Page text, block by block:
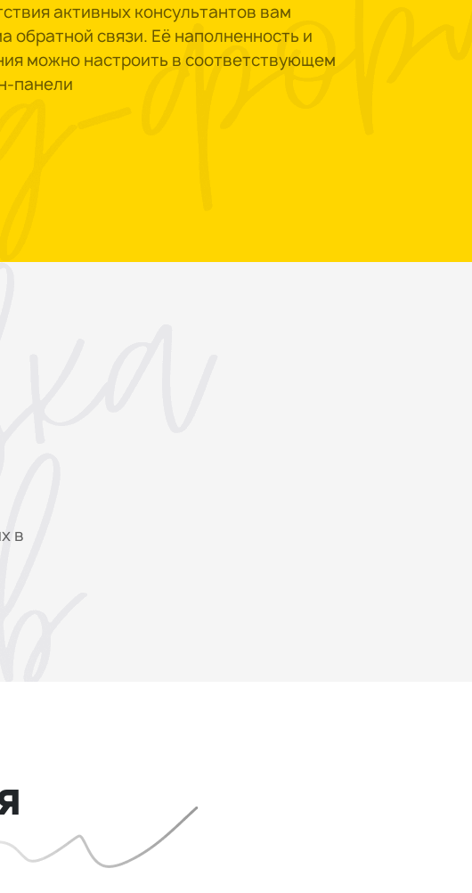
активных консультантов вам
обратной связи. Её наполненность и
можно настроить в соответствующем
панели
в